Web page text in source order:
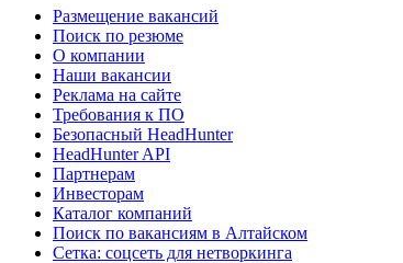
Размещение вакансий
Поиск по резюме
О компании
Наши вакансии
Реклама на сайте
Требования к ПО
Безопасный HeadHunter
HeadHunter API
Партнерам
Инвесторам
Каталог компаний
Поиск по вакансиям в Алтайском
Сетка: соцсеть для нетворкинга